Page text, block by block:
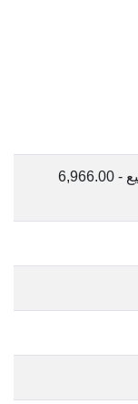
6,989.00 بيع - 6,966.00